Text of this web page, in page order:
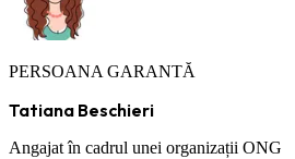
PERSOANA GARANTĂ
Tatiana Beschieri
Angajat în cadrul unei organizații ONG